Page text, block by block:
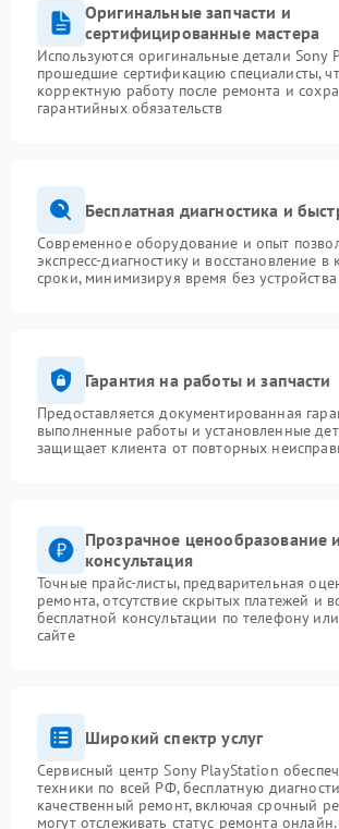
Оригинальные запчасти и
сертифицированные мастера
Используются оригинальные детали Sony
прошедшие сертификацию специалисты,
корректную работу после ремонта и
гарантийных обязательств
Бесплатная диагностика и
Современное оборудование и опыт
экспресс-диагностику и восстановление в
сроки, минимизируя время без устройства
Гарантия на работы и запчасти
Предоставляется документированная
выполненные работы и установленные
защищает клиента от повторных
Прозрачное ценообразование
консультация
Точные прайс-листы, предварительная
ремонта, отсутствие скрытых платежей и
бесплатной консультации по телефону
сайте
Широкий спектр услуг
Сервисный центр Sony PlayStation
техники по всей РФ, бесплатную
качественный ремонт, включая срочный
могут отслеживать статус ремонта